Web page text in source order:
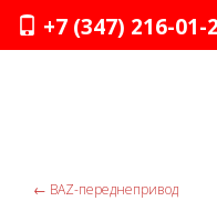
+7 (347) 216-01-
← ВАZ-переднепривод